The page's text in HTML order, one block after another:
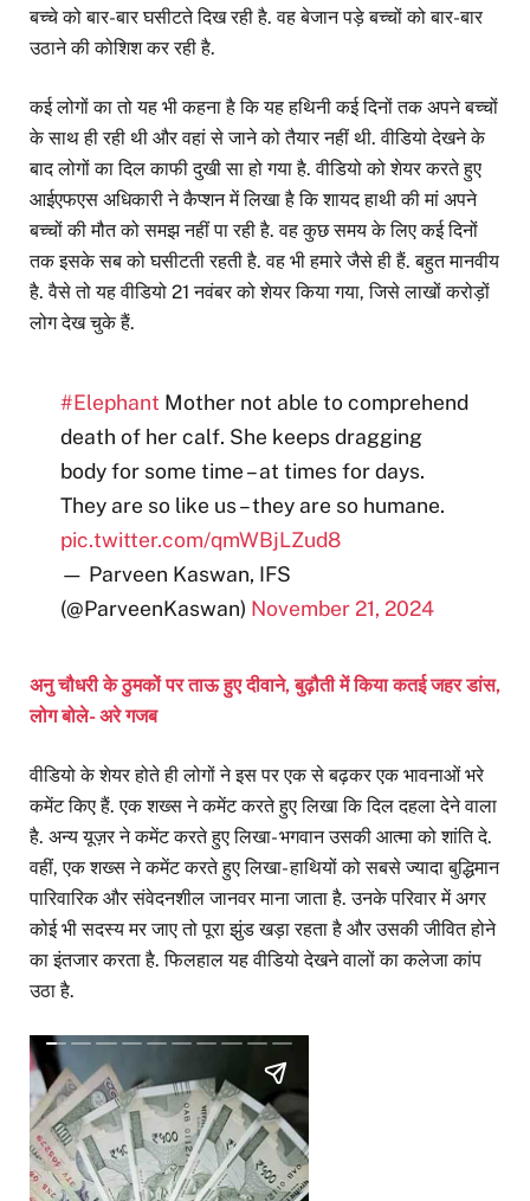
बच्चे को बार-बार घसीटते दिख रही है. वह बेजान पड़े बच्चों को बार-बार
उठाने की कोशिश कर रही है.
कई लोगों का तो यह भी कहना है कि यह हथिनी कई दिनों तक अपने बच्चों
के साथ ही रही थी और वहां से जाने को तैयार नहीं थी. वीडियो देखने के
बाद लोगों का दिल काफी दुखी सा हो गया है. वीडियो को शेयर करते हुए
आईएफएस अधिकारी ने कैप्शन में लिखा है कि शायद हाथी की मां अपने
बच्चों की मौत को समझ नहीं पा रही है. वह कुछ समय के लिए कई दिनों
तक इसके सब को घसीटती रहती है. वह भी हमारे जैसे ही हैं. बहुत मानवीय
है. वैसे तो यह वीडियो 21 नवंबर को शेयर किया गया, जिसे लाखों करोड़ों
लोग देख चुके हैं.
#Elephant Mother not able to comprehend
death of her calf. She keeps dragging
body for some time – at times for days.
They are so like us – they are so humane.
pic.twitter.com/qmWBjLZud8
— Parveen Kaswan, IFS
(@ParveenKaswan) November 21, 2024
अनु चौधरी के ठुमकों पर ताऊ हुए दीवाने, बुढ़ौती में किया कतई जहर डांस,
लोग बोले- अरे गजब
वीडियो के शेयर होते ही लोगों ने इस पर एक से बढ़कर एक भावनाओं भरे
कमेंट किए हैं. एक शख्स ने कमेंट करते हुए लिखा कि दिल दहला देने वाला
है. अन्य यूज़र ने कमेंट करते हुए लिखा- भगवान उसकी आत्मा को शांति दे.
वहीं, एक शख्स ने कमेंट करते हुए लिखा- हाथियों को सबसे ज्यादा बुद्धिमान
पारिवारिक और संवेदनशील जानवर माना जाता है. उनके परिवार में अगर
कोई भी सदस्य मर जाए तो पूरा झुंड खड़ा रहता है और उसकी जीवित होने
का इंतजार करता है. फिलहाल यह वीडियो देखने वालों का कलेजा कांप
उठा है.